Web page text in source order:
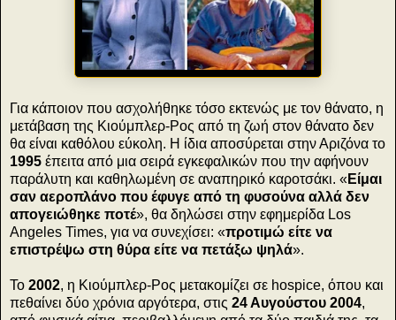
Για κάποιον που ασχολήθηκε τόσο εκτενώς με τον θάνατο, η
μετάβαση της Κιούμπλερ-Ρος από τη ζωή στον θάνατο δεν
θα είναι καθόλου εύκολη. Η ίδια αποσύρεται στην Αριζόνα το
1995 έπειτα από μια σειρά εγκεφαλικών που την αφήνουν
παράλυτη και καθηλωμένη σε αναπηρικό καροτσάκι. «Είμαι
σαν αεροπλάνο που έφυγε από τη φυσούνα αλλά δεν
απογειώθηκε ποτέ», θα δηλώσει στην εφημερίδα Los
Angeles Times, για να συνεχίσει: «προτιμώ είτε να
επιστρέψω στη θύρα είτε να πετάξω ψηλά».
Το 2002, η Κιούμπλερ-Ρος μετακομίζει σε hospice, όπου και
πεθαίνει δύο χρόνια αργότερα, στις 24 Αυγούστου 2004,